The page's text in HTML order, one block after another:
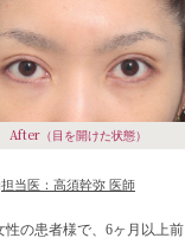
After （目を開けた状態）
担当医：高須幹弥 医師
性の患者様で、6ヶ月以上前